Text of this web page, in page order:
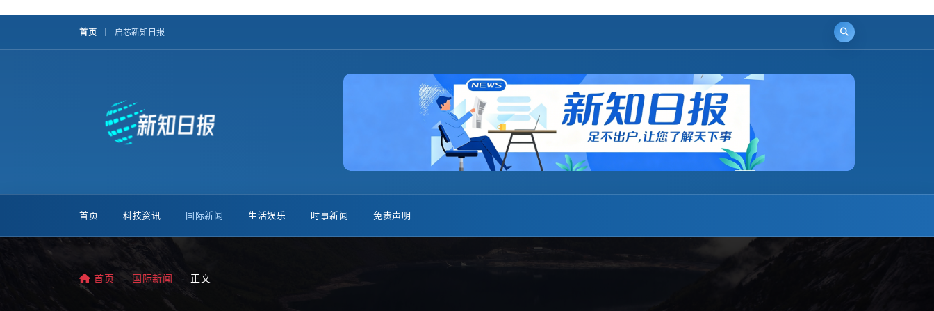
首页 启芯新知日报
首页 科技资讯 国际新闻 生活娱乐 时事新闻 免责声明
首页 国际新闻 正文